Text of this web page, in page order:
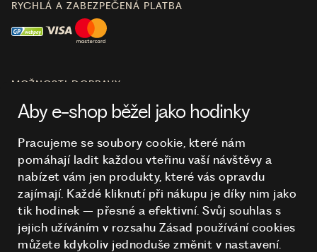
O NÁKUPU
HODINKY
RYCHLÁ A ZABEZPEČENÁ PLATBA
MOŽNOSTI DOPRAVY
Aby e-shop běžel jako hodinky
Pracujeme se soubory cookie, které nám
pomáhají ladit každou vteřinu vaší návštěvy a
nabízet vám jen produkty, které vás opravdu
zajímají. Každé kliknutí při nákupu je díky nim jako
tik hodinek – přesné a efektivní. Svůj souhlas s
jejich užíváním v rozsahu Zásad používání cookies
můžete kdykoliv jednoduše změnit v nastavení.